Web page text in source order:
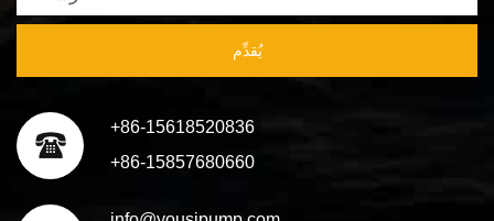
يُقدِّم
+86-15618520836
+86-15857680660